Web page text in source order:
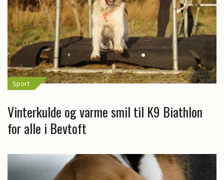
Sport
Vinterkulde og varme smil til K9 Biathlon
for alle i Bevtoft